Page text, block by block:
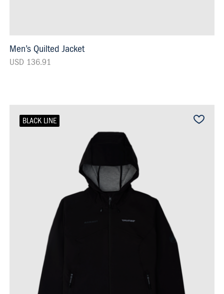
Men’s Quilted Jacket
USD 136.91
BLACK LINE